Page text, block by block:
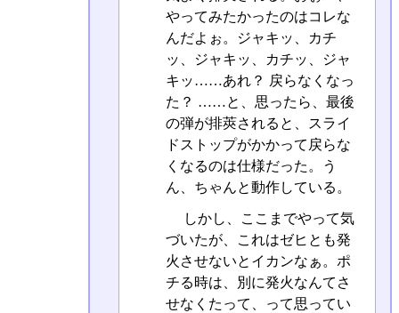
やってみたかったのはコレな
んだよぉ。ジャキッ、カチ
ッ、ジャキッ、カチッ、ジャ
キッ……あれ？ 戻らなくなっ
た？ ……と、思ったら、最後
の弾が排莢されると、スライ
ドストップがかかって戻らな
くなるのは仕様だった。う
ん、ちゃんと動作している。
しかし、ここまでやって気
づいたが、これはゼヒとも発
火させないとイカンなぁ。ポ
チる時は、別に発火なんてさ
せなくたって、って思ってい